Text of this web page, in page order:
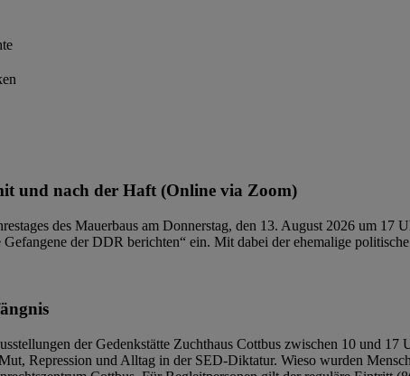
und nach der Haft (Online via Zoom)
des Mauerbaus am Donnerstag, den 13. August 2026 um
der DDR berichten“ ein. Mit dabei der ehemalige
der Gedenkstätte Zuchthaus Cottbus zwischen 10 und
Repression und Alltag in der SED-Diktatur. Wieso wurden